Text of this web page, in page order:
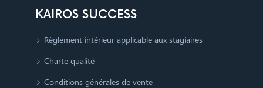
KAIROS SUCCESS
Règlement intérieur applicable aux stagiaires
Charte qualité
Conditions générales de vente